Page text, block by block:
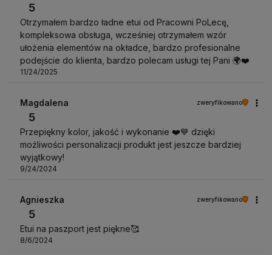
5
Otrzymałem bardzo ładne etui od Pracowni PoLecę,
kompleksowa obsługa, wcześniej otrzymałem wzór
ułożenia elementów na okładce, bardzo profesionalne
podejście do klienta, bardzo polecam usługi tej Pani 🌍❤️
11/24/2025
Magdalena zweryfikowano
5
Przepiękny kolor, jakość i wykonanie ❤️💙 dzięki
możliwości personalizacji produkt jest jeszcze bardziej
wyjątkowy!
9/24/2024
Agnieszka zweryfikowano
5
Etui na paszport jest piękne🥰
8/6/2024